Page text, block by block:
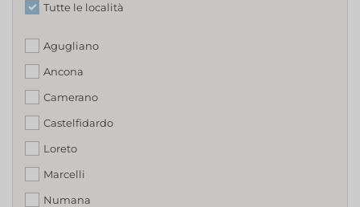
Tutte le località
Agugliano
Ancona
Camerano
Castelfidardo
Loreto
Marcelli
Numana